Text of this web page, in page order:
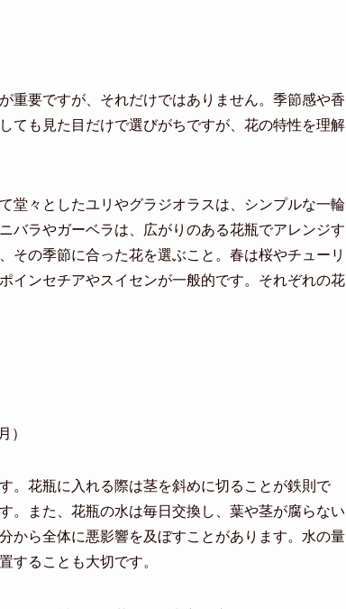
重要ですが、それだけではありません。季節感や香
ても見た目だけで選びがちですが、花の特性を理解
堂々としたユリやグラジオラスは、シンプルな一輪
バラやガーベラは、広がりのある花瓶でアレンジす
その季節に合った花を選ぶこと。春は桜やチューリ
インセチアやスイセンが一般的です。それぞれの花
）
。花瓶に入れる際は茎を斜めに切ることが鉄則で
。また、花瓶の水は毎日交換し、葉や茎が腐らない
から全体に悪影響を及ぼすことがあります。水の量
することも大切です。